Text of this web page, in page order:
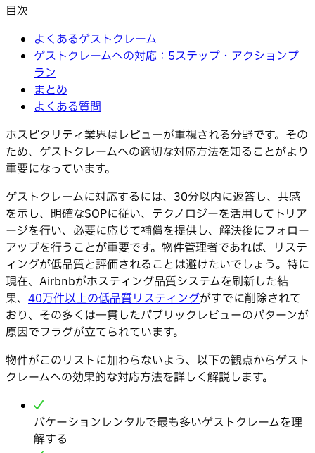
目次
よくあるゲストクレーム
ゲストクレームへの対応：5ステップ・アクションプ
ラン
まとめ
よくある質問
ホスピタリティ業界はレビューが重視される分野です。その
ため、ゲストクレームへの適切な対応方法を知ることがより
重要になっています。
ゲストクレームに対応するには、30分以内に返答し、共感
を示し、明確なSOPに従い、テクノロジーを活用してトリア
ージを行い、必要に応じて補償を提供し、解決後にフォロー
アップを行うことが重要です。物件管理者であれば、リステ
ィングが低品質と評価されることは避けたいでしょう。特に
現在、Airbnbがホスティング品質システムを刷新した結
果、 40万件以上の低品質リスティングがすでに削除されて
おり、その多くは一貫したパブリックレビューのパターンが
原因でフラグが立てられています。
物件がこのリストに加わらないよう、以下の観点からゲスト
クレームへの効果的な対応方法を詳しく解説します。
バケーションレンタルで最も多いゲストクレームを理
解する